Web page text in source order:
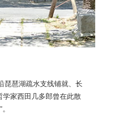
琵琶湖疏水支线铺就、长
家西田几多郎曾在此散